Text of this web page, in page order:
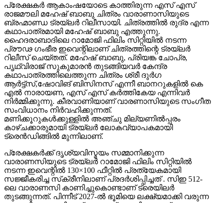
പ്രേക്ഷകർ ആകാംഷയോടെ കാത്തിരുന്ന എസ് എസ്
രാജമൗലി മഹേഷ് ബാബു ചിത്രം വാരാണാസിയുടെ
ബ്രഹ്മാണ്ഡ ട്രയ്ലർ റിലീസായി. ചിത്രത്തിൽ രുദ്ര എന്ന
കഥാപാത്രമായി മഹേഷ് ബാബു എത്തുന്നു.
ഹൈദരാബാദിലെ റാമോജി ഫിലിം സിറ്റിയിൽ നടന്ന
പ്രൗഢ ഗംഭീര ഇവെന്റിലാണ് ചിത്രത്തിന്റെ ട്രയ്ലർ
റിലീസ് ചെയ്തത്. മഹേഷ് ബാബു, പ്രിയങ്ക ചോപ്ര,
പൃഥ്വിരാജ് സുകുമാരൻ തുടങ്ങിയവർ കേന്ദ്ര
കഥാപാത്രത്തിലെത്തുന്ന ചിത്രം ശ്രീ ദുർഗ
ആർട്ട്സ്,ഷോവിങ് ബിസിനസ് എന്നീ ബാനറുകളിൽ കെ
എൽ നാരായണ, എസ് എസ് കർത്തികേയ എന്നിവർ
നിർമ്മിക്കുന്നു. കീരവാണിയാണ് വാരണാസിയുടെ സംഗീത
സംവിധാനം നിർവഹിക്കുന്നത്.
മണിക്കൂറുകൾക്കുള്ളിൽ അഞ്ചു മില്യണിൽപ്പരം
കാഴ്ചക്കാരുമായി ട്രയ്ലർ ലോകവ്യാപകമായി
ട്രെൻഡിങ്ങിൽ മുന്നിലാണ്.
പ്രേക്ഷകർക്ക് ദൃശ്യവിസ്മയം സമ്മാനിക്കുന്ന
വാരാണസിയുടെ ട്രയ്ലർ റാമോജി ഫിലിം സിറ്റിയിൽ
നടന്ന ഇവെന്റിൽ 130×100 ഫീറ്റിൽ പ്രത്യേകമായി
സജ്ജീകരിച്ച സ്‌ക്രീനിലാണ് പ്രദർശിപ്പിച്ചത് . സിഇ 512-
ലെ വാരാണസി കാണിച്ചുകൊണ്ടാണ് ട്രെയിലര്‍
തുടങ്ങുന്നത്. പിന്നീട് 2027-ല്‍ ഭൂമിയെ ലക്ഷ്യമാക്കി വരുന്ന